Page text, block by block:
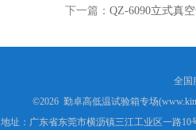
下一篇： QZ-6090立式真
全国
©2026 勤卓高低温试验箱专场
地址：广东省东莞市横沥镇三江工业区一路10